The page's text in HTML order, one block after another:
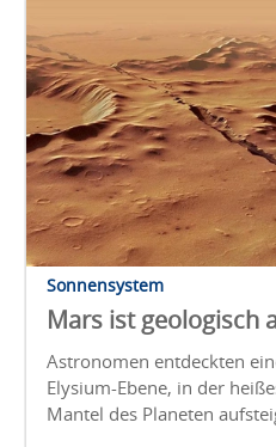
Sonnensystem
Mars ist geologisch
Astronomen entdeckten
Elysium-Ebene, in der
Mantel des Planeten